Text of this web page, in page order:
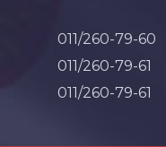
011/260-79-60
011/260-79-61
011/260-79-61